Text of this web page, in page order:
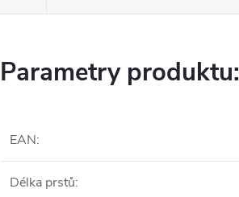
Parametry produktu:
EAN:
Délka prstů: